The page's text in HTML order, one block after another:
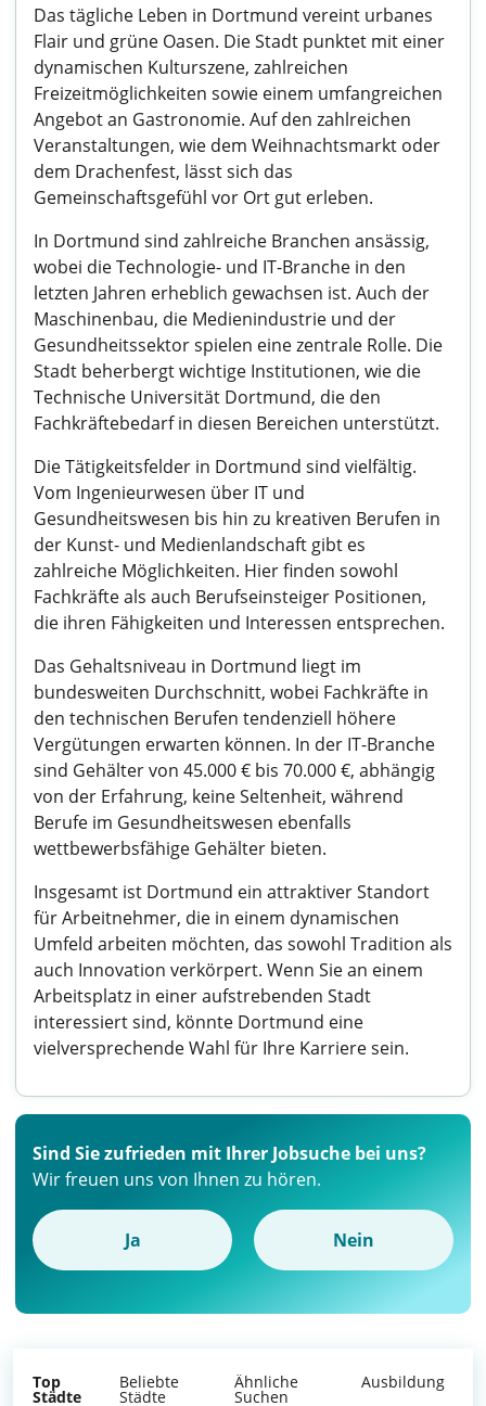
Das tägliche Leben in Dortmund vereint urbanes
Flair und grüne Oasen. Die Stadt punktet mit einer
dynamischen Kulturszene, zahlreichen
Freizeitmöglichkeiten sowie einem umfangreichen
Angebot an Gastronomie. Auf den zahlreichen
Veranstaltungen, wie dem Weihnachtsmarkt oder
dem Drachenfest, lässt sich das
Gemeinschaftsgefühl vor Ort gut erleben.
In Dortmund sind zahlreiche Branchen ansässig,
wobei die Technologie- und IT-Branche in den
letzten Jahren erheblich gewachsen ist. Auch der
Maschinenbau, die Medienindustrie und der
Gesundheitssektor spielen eine zentrale Rolle. Die
Stadt beherbergt wichtige Institutionen, wie die
Technische Universität Dortmund, die den
Fachkräftebedarf in diesen Bereichen unterstützt.
Die Tätigkeitsfelder in Dortmund sind vielfältig.
Vom Ingenieurwesen über IT und
Gesundheitswesen bis hin zu kreativen Berufen in
der Kunst- und Medienlandschaft gibt es
zahlreiche Möglichkeiten. Hier finden sowohl
Fachkräfte als auch Berufseinsteiger Positionen,
die ihren Fähigkeiten und Interessen entsprechen.
Das Gehaltsniveau in Dortmund liegt im
bundesweiten Durchschnitt, wobei Fachkräfte in
den technischen Berufen tendenziell höhere
Vergütungen erwarten können. In der IT-Branche
sind Gehälter von 45.000 € bis 70.000 €, abhängig
von der Erfahrung, keine Seltenheit, während
Berufe im Gesundheitswesen ebenfalls
wettbewerbsfähige Gehälter bieten.
Insgesamt ist Dortmund ein attraktiver Standort
für Arbeitnehmer, die in einem dynamischen
Umfeld arbeiten möchten, das sowohl Tradition als
auch Innovation verkörpert. Wenn Sie an einem
Arbeitsplatz in einer aufstrebenden Stadt
interessiert sind, könnte Dortmund eine
vielversprechende Wahl für Ihre Karriere sein.
Sind Sie zufrieden mit Ihrer Jobsuche bei uns?
Wir freuen uns von Ihnen zu hören.
Ja Nein
Top
Städte
Beliebte
Städte
Ähnliche
Suchen
Ausbildung